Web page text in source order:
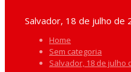
Salvador, 18 de julho de
Home
Sem categoria
Salvador, 18 de julho